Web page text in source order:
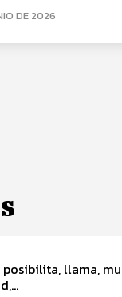
DE 2026
llama,